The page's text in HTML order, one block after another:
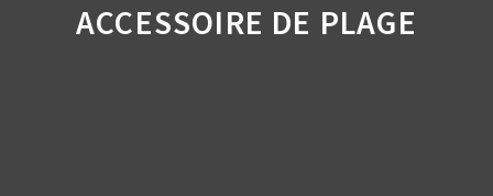
ACCESSOIRE DE PLAGE